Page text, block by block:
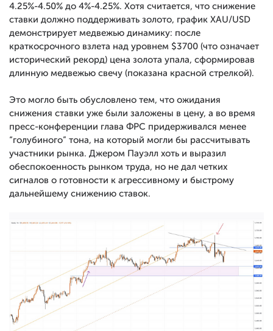
4.25%-4.50% до 4%-4.25%. Хотя считается, что снижение
ставки должно поддерживать золото, график XAU/USD
демонстрирует медвежью динамику: после
краткосрочного взлета над уровнем $3700 (что означает
исторический рекорд) цена золота упала, сформировав
длинную медвежью свечу (показана красной стрелкой).
Это могло быть обусловлено тем, что ожидания
снижения ставки уже были заложены в цену, а во время
пресс-конференции глава ФРС придерживался менее
“голубиного” тона, на который могли бы рассчитывать
участники рынка. Джером Пауэлл хоть и выразил
обеспокоенность рынком труда, но не дал четких
сигналов о готовности к агрессивному и быстрому
дальнейшему снижению ставок.